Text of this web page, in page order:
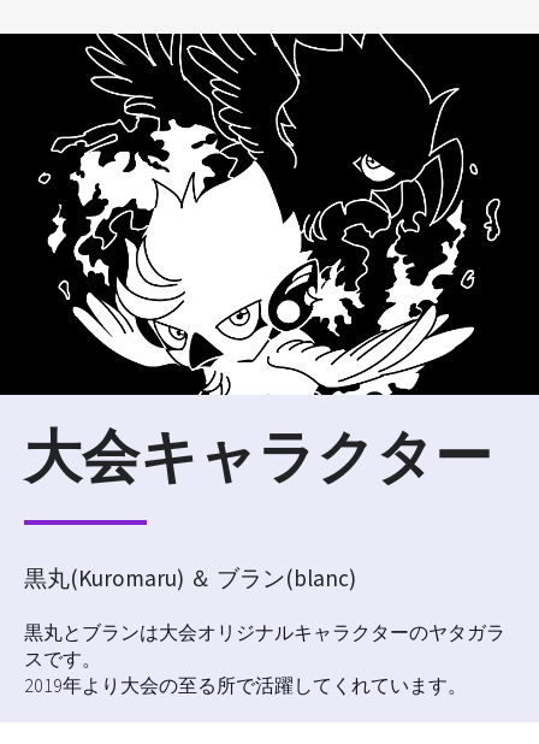
大会キャラクター
黒丸(Kuromaru) ＆ ブラン(blanc)
黒丸とブランは大会オリジナルキャラクターのヤタガラ
スです。
2019年より大会の至る所で活躍してくれています。